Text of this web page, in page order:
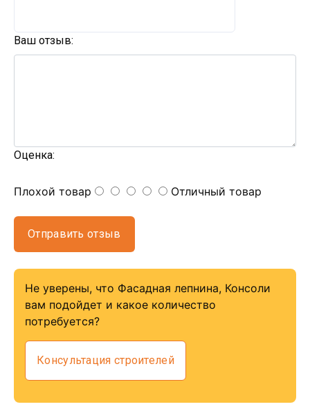
Ваш отзыв:
Оценка:
Плохой товар Отличный товар
Отправить отзыв
Не уверены, что Фасадная лепнина, Консоли
вам подойдет и какое количество
потребуется?
Консультация строителей